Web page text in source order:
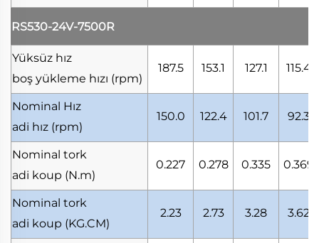
RS530-24V-7500R
Yüksüz hız
boş yükleme hızı (rpm)
187.5 153.1 127.1 115.4
Nominal Hız
adi hız (rpm)
150.0 122.4 101.7 92.3
Nominal tork
adi koup (N.m)
0.227 0.278 0.335 0.369
Nominal tork
adi koup (KG.CM)
2.23 2.73 3.28 3.62